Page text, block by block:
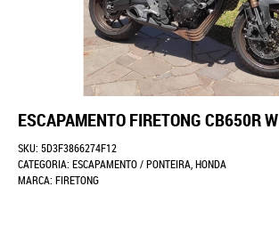
ESCAPAMENTO FIRETONG CB650R
SKU: 5D3F3866274F12
CATEGORIA: ESCAPAMENTO / PONTEIRA HONDA
MARCA: FIRETONG